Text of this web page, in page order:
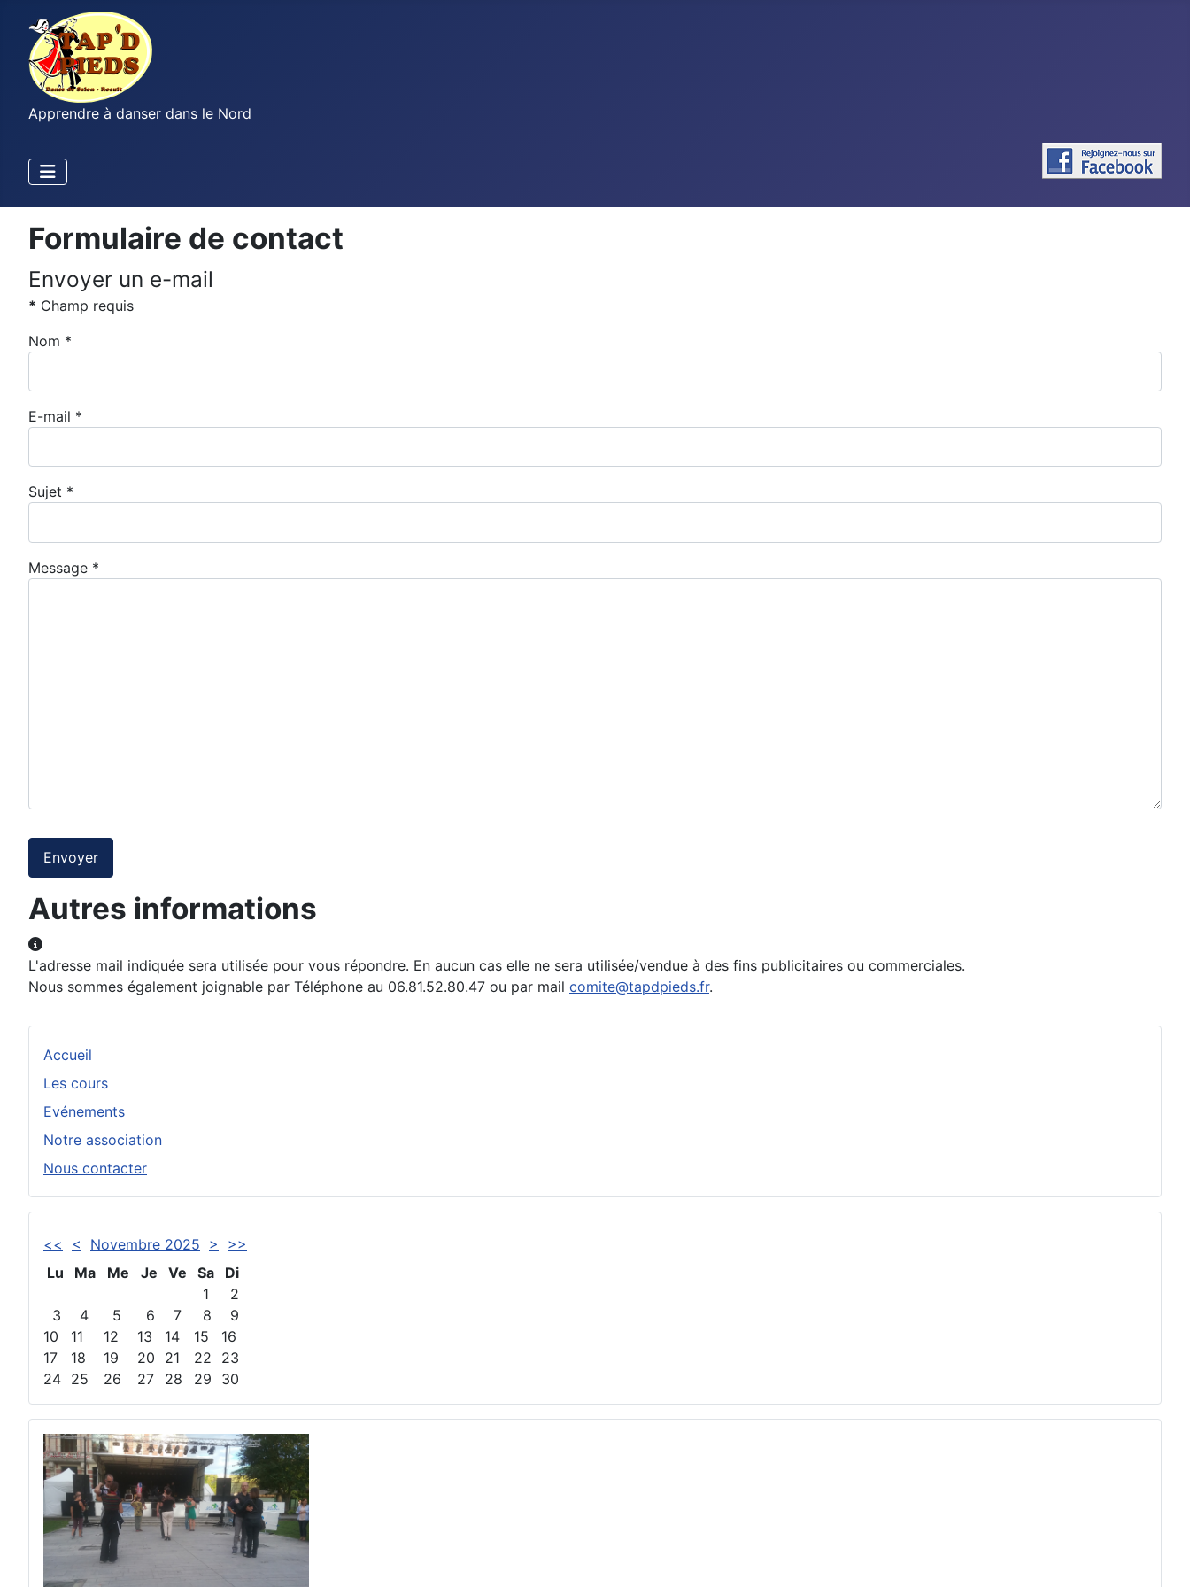
Apprendre à danser dans le Nord
Accueil
Les cours
Evénements
Notre association
Nous contacter
<< < Novembre 2025 >
>>
Lu
Ma Me Je Ve Sa
Di
1
2
3
4 5 6 7 8
9
10
11 12 13 14 15
16
17
18 19 20 21 22
23
24 25 26 27 28 29 30
Formulaire de contact
Envoyer un e-mail
* Champ requis
Nom *
E-mail *
Sujet *
Message *
Envoyer
Autres informations
Autres informations
L'adresse mail indiquée sera utilisée pour vous répondre. En aucun cas elle ne sera utilisée/vendue à des fins publicitaires ou commerciales.
Nous sommes également joignable par Téléphone au 06.81.52.80.47 ou par mail comite@tapdpieds.fr.